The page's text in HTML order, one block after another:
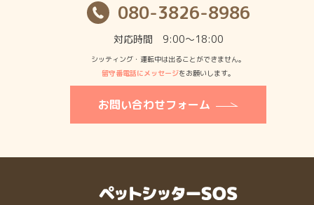
080-3826-8986
対応時間 9:00〜18:00
シッティング・運転中は出ることができません。
留守番電話にメッセージをお願いします。
お問い合わせフォーム